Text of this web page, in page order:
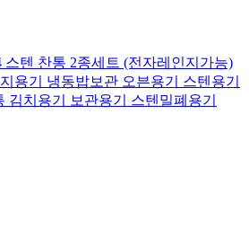
스텐 찬통 2종세트 (전자레인지가능)
용기 냉동밥보관 오븐용기 스텐용기
김치용기 보관용기 스텐밀폐용기